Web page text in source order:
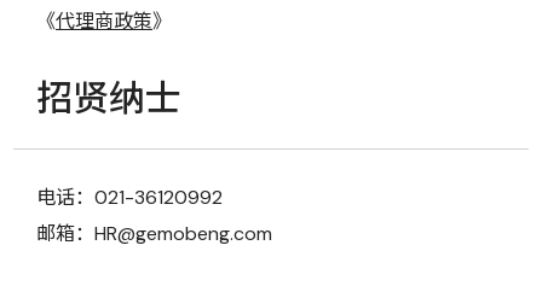
《代理商政策》
招贤纳士
电话：021-36120992
邮箱：HR@gemobeng.com